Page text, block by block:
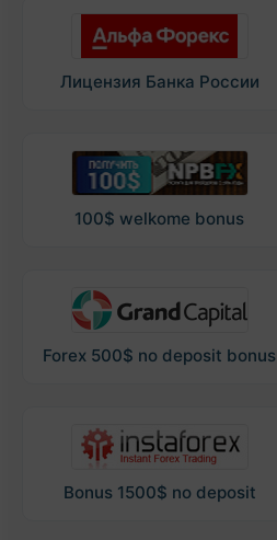
Лицензия Банка России
100$ welkome bonus
Forex 500$ no deposit bonus
Bonus 1500$ no deposit